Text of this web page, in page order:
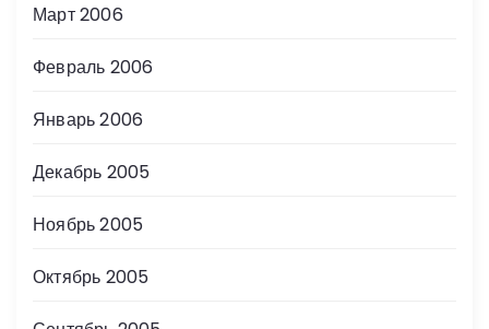
Март 2006
Февраль 2006
Январь 2006
Декабрь 2005
Ноябрь 2005
Октябрь 2005